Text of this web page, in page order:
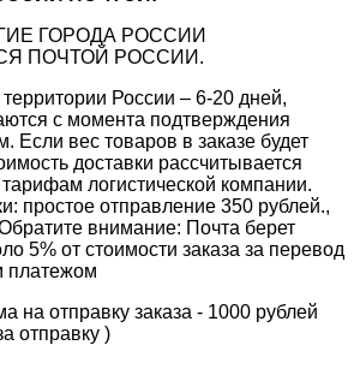
ГОРОДА РОССИИ
ПОЧТОЙ РОССИИ.
России – 6-20 дней,
с момента подтверждения
Если вес товаров в заказе будет
доставки рассчитывается
логистической компании.
простое отправление 350 рублей.,
внимание: Почта берет
5% от стоимости заказа за перевод
платежом
на отправку заказа - 1000 рублей
отправку )